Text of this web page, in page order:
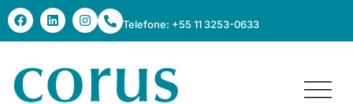
Telefone: +55 11 3253-0633